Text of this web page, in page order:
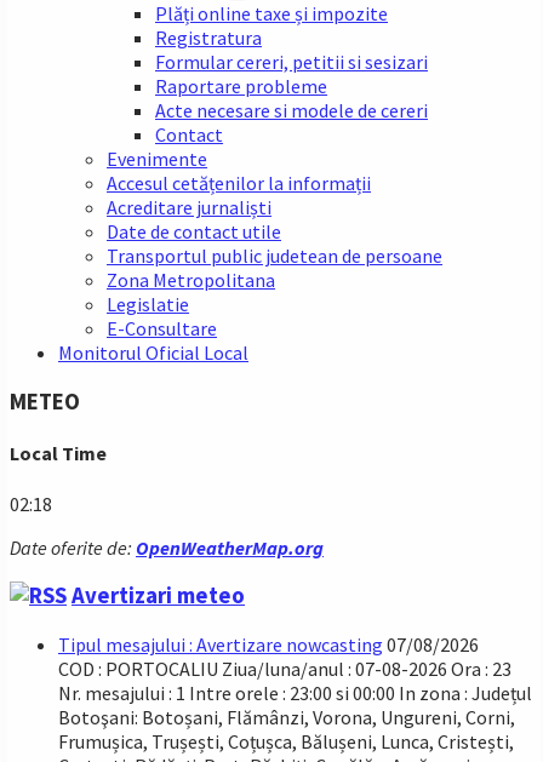
Plăți online taxe și impozite
Registratura
Formular cereri, petitii si sesizari
Raportare probleme
Acte necesare si modele de cereri
Contact
Evenimente
Accesul cetățenilor la informații
Acreditare jurnaliști
Date de contact utile
Transportul public judetean de persoane
Zona Metropolitana
Legislatie
E-Consultare
Monitorul Oficial Local
METEO
Local Time
02:18
Date oferite de: OpenWeatherMap.org
Avertizari meteo
Tipul mesajului : Avertizare nowcasting 07/08/2026
COD : PORTOCALIU Ziua/luna/anul : 07-08-2026 Ora : 23
Nr. mesajului : 1 Intre orele : 23:00 si 00:00 In zona : Județul
Botoşani: Botoșani, Flămânzi, Vorona, Ungureni, Corni,
Frumușica, Trușești, Coțușca, Bălușeni, Lunca, Cristești,